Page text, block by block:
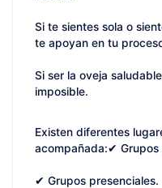
Si te sientes sola o
te apoyan en tu
Si ser la oveja
imposible.
Existen diferentes
acompañada:✔
✔ Grupos presenciales.